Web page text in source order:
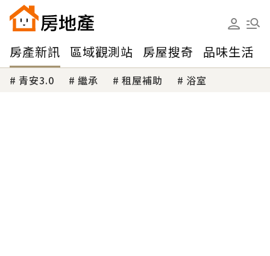
房產新訊 區域觀測站 房屋搜奇 品味生活
青安3.0 繼承 租屋補助 浴室